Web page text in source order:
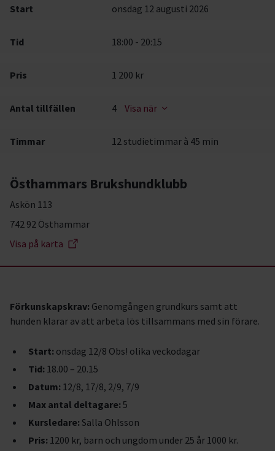
Start onsdag 12 augusti 2026
Tid 18:00 - 20:15
Pris 1 200 kr
Antal tillfällen 4 Visa när
Timmar 12 studietimmar à 45 min
Östhammars Brukshundklubb
Askön 113
742 92 Östhammar
Visa på karta
Förkunskapskrav: Genomgången grundkurs samt att
hunden klarar av att arbeta lös tillsammans med sin förare.
Start: onsdag 12/8 Obs! olika veckodagar
Tid: 18.00 – 20.15
Datum: 12/8, 17/8, 2/9, 7/9
Max antal deltagare: 5
Kursledare: Salla Ohlsson
Pris: 1200 kr, barn och ungdom under 25 år 1000 kr.